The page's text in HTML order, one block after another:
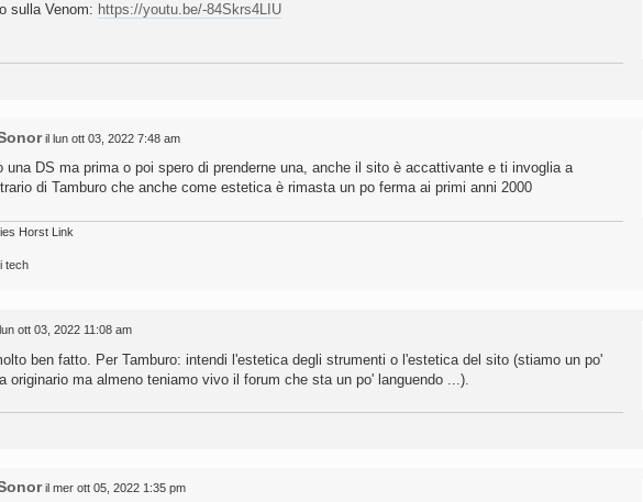
sulla Venom: https://youtu.be/-84Skrs4LIU
il lun ott 03, 2022 7:48 am
una DS ma prima o poi spero di prenderne una, anche il sito è accattivante e ti invoglia a
di Tamburo che anche come estetica è rimasta un po ferma ai primi anni 2000
Horst Link
tech
ott 03, 2022 11:08 am
ben fatto. Per Tamburo: intendi l'estetica degli strumenti o l'estetica del sito (stiamo un po'
originario ma almeno teniamo vivo il forum che sta un po' languendo ...).
il mer ott 05, 2022 1:35 pm